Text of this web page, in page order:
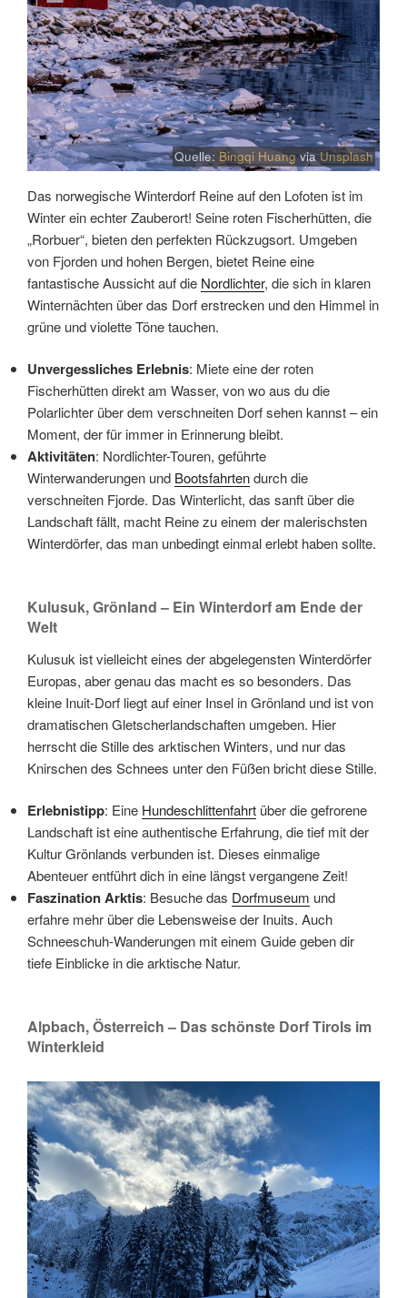
Quelle: Bingqi HuangviaUnsplash
Das norwegische Winterdorf Reine auf den Lofoten ist im
Winter ein echter Zauberort! Seine roten Fischerhütten, die
„Rorbuer“, bieten den perfekten Rückzugsort. Umgeben
von Fjorden und hohen Bergen, bietet Reine eine
fantastische Aussicht auf die Nordlichter, die sich in klaren
Winternächten über das Dorf erstrecken und den Himmel in
grüne und violette Töne tauchen.
Unvergessliches Erlebnis: Miete eine der roten
Fischerhütten direkt am Wasser, von wo aus du die
Polarlichter über dem verschneiten Dorf sehen kannst – ein
Moment, der für immer in Erinnerung bleibt.
Aktivitäten: Nordlichter-Touren, geführte
Winterwanderungen und Bootsfahrtendurch die
verschneiten Fjorde. Das Winterlicht, das sanft über die
Landschaft fällt, macht Reine zu einem der malerischsten
Winterdörfer, das man unbedingt einmal erlebt haben sollte.
Kulusuk, Grönland – Ein Winterdorf am Ende der
Welt
Kulusuk ist vielleicht eines der abgelegensten Winterdörfer
Europas, aber genau das macht es so besonders. Das
kleine Inuit-Dorf liegt auf einer Insel in Grönland und ist von
dramatischen Gletscherlandschaften umgeben. Hier
herrscht die Stille des arktischen Winters, und nur das
Knirschen des Schnees unter den Füßen bricht diese Stille.
Erlebnistipp: Eine Hundeschlittenfahrt über die gefrorene
Landschaft ist eine authentische Erfahrung, die tief mit der
Kultur Grönlands verbunden ist. Dieses einmalige
Abenteuer entführt dich in eine längst vergangene Zeit!
Faszination Arktis: Besuche das Dorfmuseum und
erfahre mehr über die Lebensweise der Inuits. Auch
Schneeschuh-Wanderungen mit einem Guide geben dir
tiefe Einblicke in die arktische Natur.
Alpbach, Österreich – Das schönste Dorf Tirols im
Winterkleid